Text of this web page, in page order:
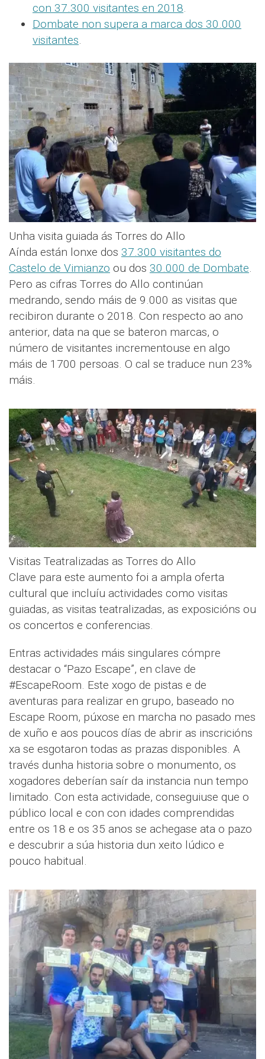
con 37.300 visitantes en 2018.
Dombate non supera a marca dos 30.000
visitantes.
Unha visita guiada ás Torres do Allo
Aínda están lonxe dos 37.300 visitantes do
Castelo de Vimianzo ou dos 30.000 de Dombate.
Pero as cifras Torres do Allo continúan
medrando, sendo máis de 9.000 as visitas que
recibiron durante o 2018. Con respecto ao ano
anterior, data na que se bateron marcas, o
número de visitantes incrementouse en algo
máis de 1700 persoas. O cal se traduce nun 23%
máis.
Visitas Teatralizadas as Torres do Allo
Clave para este aumento foi a ampla oferta
cultural que incluíu actividades como visitas
guiadas, as visitas teatralizadas, as exposicións ou
os concertos e conferencias.
Entras actividades máis singulares cómpre
destacar o “Pazo Escape”, en clave de
#EscapeRoom. Este xogo de pistas e de
aventuras para realizar en grupo, baseado no
Escape Room, púxose en marcha no pasado mes
de xuño e aos poucos días de abrir as inscricións
xa se esgotaron todas as prazas disponibles. A
través dunha historia sobre o monumento, os
xogadores deberían saír da instancia nun tempo
limitado. Con esta actividade, conseguiuse que o
público local e con con idades comprendidas
entre os 18 e os 35 anos se achegase ata o pazo
e descubrir a súa historia dun xeito lúdico e
pouco habitual.